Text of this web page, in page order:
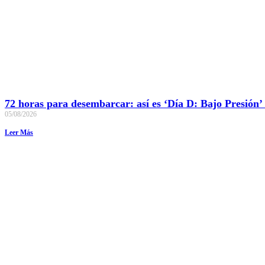
72 horas para desembarcar: así es ‘Día D: Bajo
05/08/2026
Leer Más